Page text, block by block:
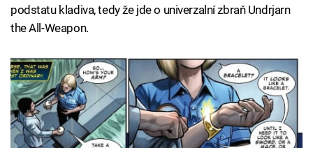
podstatu kladiva, tedy že jde o univerzalní zbraň Undrjarn
the All-Weapon.